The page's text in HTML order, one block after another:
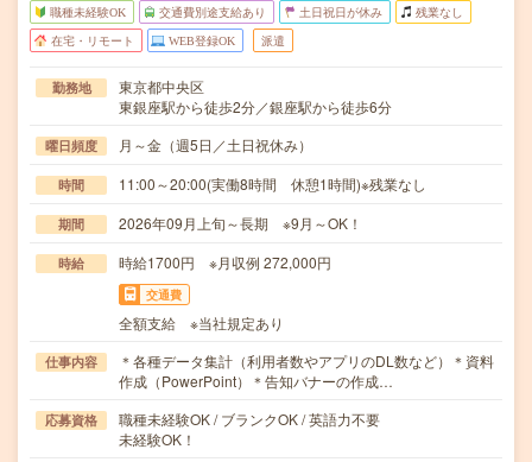
職種未経験OK 交通費別途支給あり 土日祝日が休み 残業なし
在宅・リモート WEB登録OK 派遣
勤務地
東京都中央区
東銀座駅から徒歩2分／銀座駅から徒歩6分
曜日頻度 月～金（週5日／土日祝休み）
時間 11:00～20:00(実働8時間 休憩1時間)※残業なし
期間 2026年09月上旬～長期 ※9月～OK！
時給 時給1700円 ※月収例 272,000円
交通費
全額支給 ※当社規定あり
仕事内容
＊各種データ集計（利用者数やアプリのDL数など）＊資料
作成（PowerPoint）＊告知バナーの作成…
応募資格
職種未経験OK / ブランクOK / 英語力不要
未経験OK！